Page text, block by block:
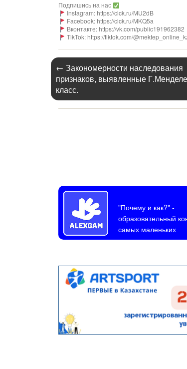
Подпишись на нас
Instagram: https://clck.ru/MU2dB
Facebook: https://clck.ru/MKQ5a
Вконтакте: https://vk.com/public191962382
TikTok: https://tiktok.com/
← Закономерности наследования
признаков, выявленные
класс.
"Почему и как?"-
образовательный
самых маленьких